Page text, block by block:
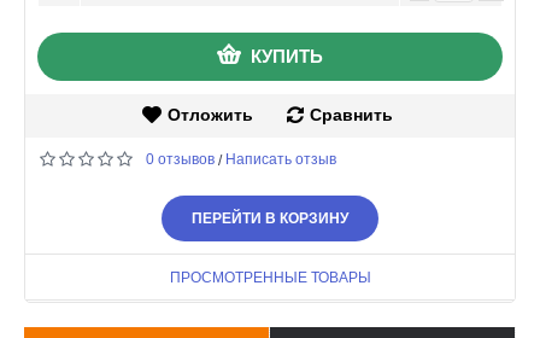
КУПИТЬ
Отложить Сравнить
0 отзывов / Написать отзыв
ПЕРЕЙТИ В КОРЗИНУ
ПРОСМОТРЕННЫЕ ТОВАРЫ